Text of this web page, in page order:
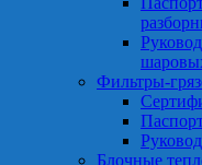
Фильтры-
Блочные